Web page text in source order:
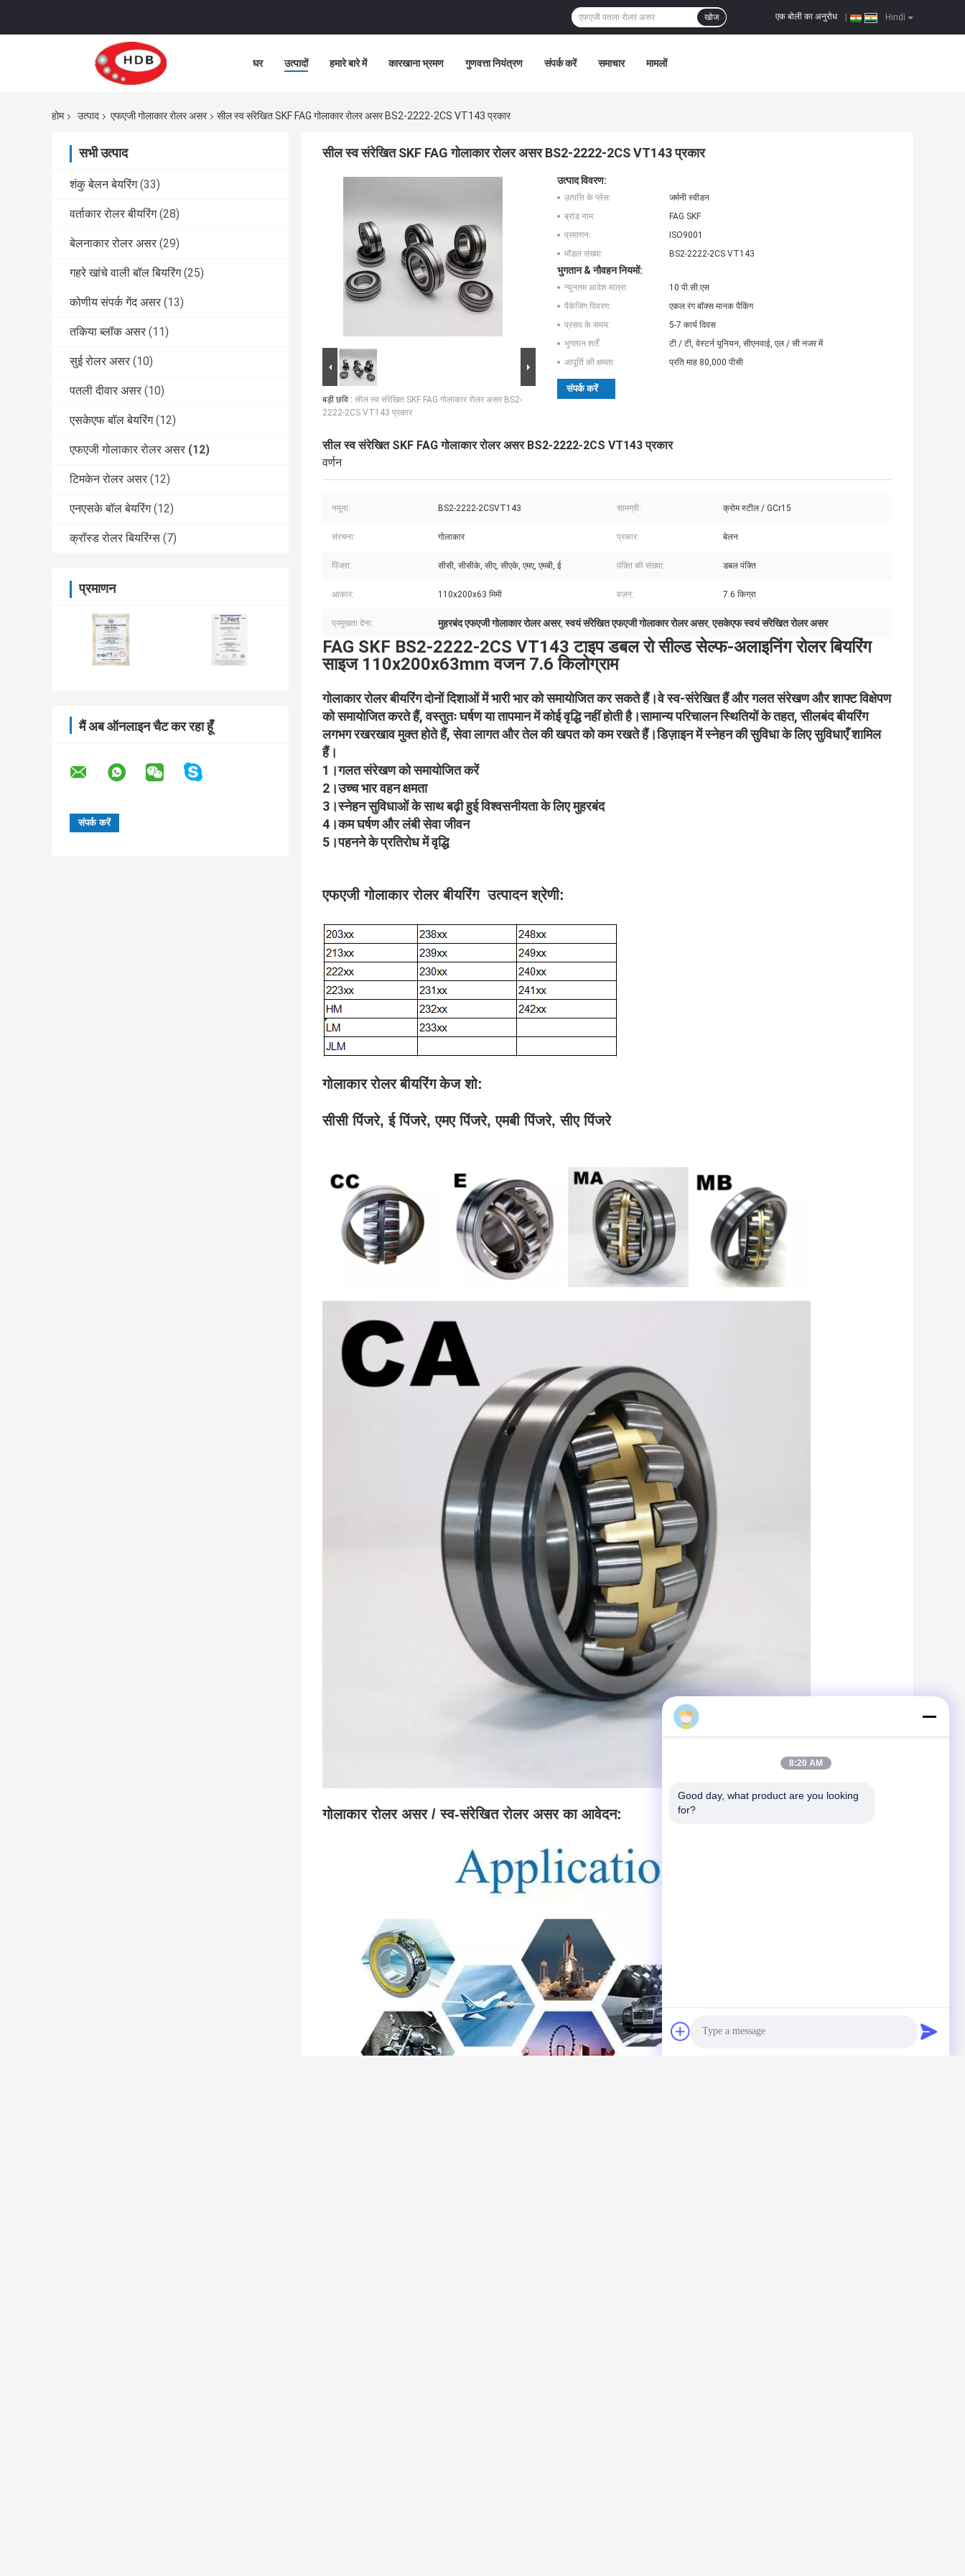
Hindi
एक बोली का अनुरोध
खोज
घर उत्पादों हमारे बारे में कारखाना भ्रमण गुणवत्ता नियंत्रण संपर्क करें समाचार मामलों
होम उत्पाद एफएजी गोलाकार रोलर असर सील स्व संरेखित SKF FAG गोलाकार रोलर असर BS2-2222-2CS VT143 प्रकार
सभी उत्पाद
शंकु बेलन बेयरिंग (33)
वर्ताकार रोलर बीयरिंग (28)
बेलनाकार रोलर असर (29)
गहरे खांचे वाली बॉल बियरिंग (25)
कोणीय संपर्क गेंद असर (13)
तकिया ब्लॉक असर (11)
सुई रोलर असर (10)
पतली दीवार असर (10)
एसकेएफ बॉल बेयरिंग (12)
एफएजी गोलाकार रोलर असर (12)
टिमकेन रोलर असर (12)
एनएसके बॉल बेयरिंग (12)
क्रॉस्ड रोलर बियरिंग्स (7)
प्रमाणन
मैं अब ऑनलाइन चैट कर रहा हूँ
सील स्व संरेखित SKF FAG गोलाकार रोलर असर BS2-2222-2CS VT143 प्रकार
बड़ी छवि : सील स्व संरेखित SKF FAG गोलाकार रोलर असर BS2-
2222-2CS VT143 प्रकार
उत्पाद विवरण:
उत्पत्ति के प्लेस:
जर्मनी स्वीडन
ब्रांड नाम:
FAG SKF
प्रमाणन:
ISO9001
मॉडल संख्या:
BS2-2222-2CS VT143
भुगतान & नौवहन नियमों:
न्यूनतम आदेश मात्रा:
10 पी.सी.एस
पैकेजिंग विवरण:
एकल रंग बॉक्स मानक पैकिंग
प्रसव के समय:
5-7 कार्य दिवस
भुगतान शर्तें:
टी / टी, वेस्टर्न यूनियन, सीएनवाई, एल / सी नजर में
आपूर्ति की क्षमता:
प्रति माह 80,000 पीसी
संपर्क करें
सील स्व संरेखित SKF FAG गोलाकार रोलर असर BS2-2222-2CS VT143 प्रकार
वर्णन
नमूना: BS2-2222-2CSVT143 सामग्री: क्रोम स्टील / GCr15
संरचना: गोलाकार प्रकार: बेलन
पिंजरा: सीसी, सीसीके, सीए, सीएके, एमए, एमबी, ई पंक्ति की संख्या: डबल पंक्ति
आकार: 110x200x63 मिमी वज़न: 7.6 किग्रा
प्रमुखता देना: मुहरबंद एफएजी गोलाकार रोलर असर,स्वयं संरेखित एफएजी गोलाकार रोलर असर,एसकेएफ स्वयं संरेखित रोलर असर
FAG SKF BS2-2222-2CS VT143 टाइप डबल रो सील्ड सेल्फ-अलाइनिंग रोलर बियरिंग
साइज 110x200x63mm वजन 7.6 किलोग्राम
गोलाकार रोलर बीयरिंग दोनों दिशाओं में भारी भार को समायोजित कर सकते हैं।वे स्व-संरेखित हैं और गलत संरेखण और शाफ्ट विक्षेपण
को समायोजित करते हैं, वस्तुतः घर्षण या तापमान में कोई वृद्धि नहीं होती है।सामान्य परिचालन स्थितियों के तहत, सीलबंद बीयरिंग
लगभग रखरखाव मुक्त होते हैं, सेवा लागत और तेल की खपत को कम रखते हैं।डिज़ाइन में स्नेहन की सुविधा के लिए सुविधाएँ शामिल
हैं।
1।गलत संरेखण को समायोजित करें
2।उच्च भार वहन क्षमता
3।स्नेहन सुविधाओं के साथ बढ़ी हुई विश्वसनीयता के लिए मुहरबंद
4।कम घर्षण और लंबी सेवा जीवन
5।पहनने के प्रतिरोध में वृद्धि
एफएजी गोलाकार रोलर बीयरिंग उत्पादन श्रेणी:
गोलाकार रोलर बीयरिंग केज शो:
सीसी पिंजरे, ई पिंजरे, एमए पिंजरे, एमबी पिंजरे, सीए पिंजरे
गोलाकार रोलर असर / स्व-संरेखित रोलर असर का आवेदन:
8:21 AM
Good day, what product are you looking
for?